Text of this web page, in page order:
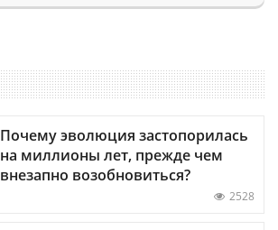
Почему эволюция застопорилась
на миллионы лет, прежде чем
внезапно возобновиться?
2528